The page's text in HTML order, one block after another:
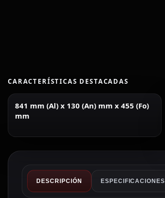
CARACTERÍSTICAS DESTACADAS
841 mm (Al) x 130 (An) mm x 455 (Fo)
mm
DESCRIPCIÓN ESPECIFICACIONES